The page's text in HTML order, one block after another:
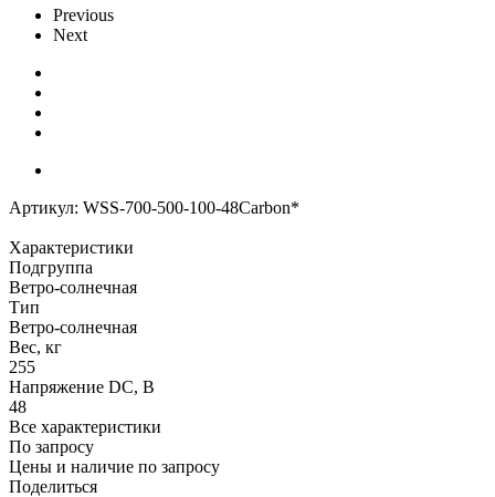
Previous
Next
Артикул: WSS-700-500-100-48Carbon*
Характеристики
Подгруппа
Ветро-солнечная
Тип
Ветро-солнечная
Вес, кг
255
Напряжение DC, В
48
Все характеристики
По запросу
Цены и наличие по запросу
Поделиться